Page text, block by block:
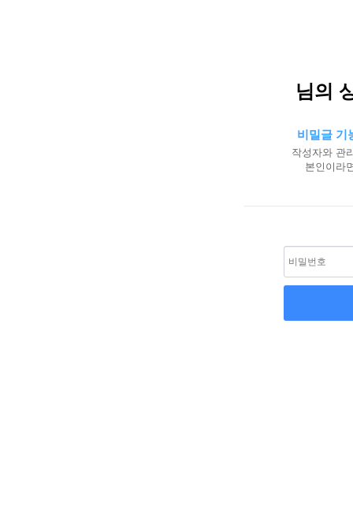
님의
비밀글 기
작성자와 관
본인이라